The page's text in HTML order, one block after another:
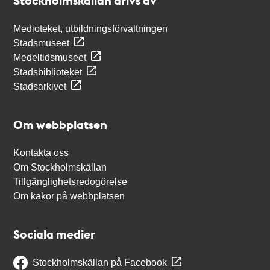
Medioteket, utbildningsförvaltningen
Stadsmuseet
Medeltidsmuseet
Stadsbiblioteket
Stadsarkivet
Om webbplatsen
Kontakta oss
Om Stockholmskällan
Tillgänglighetsredogörelse
Om kakor på webbplatsen
Sociala medier
Stockholmskällan på Facebook